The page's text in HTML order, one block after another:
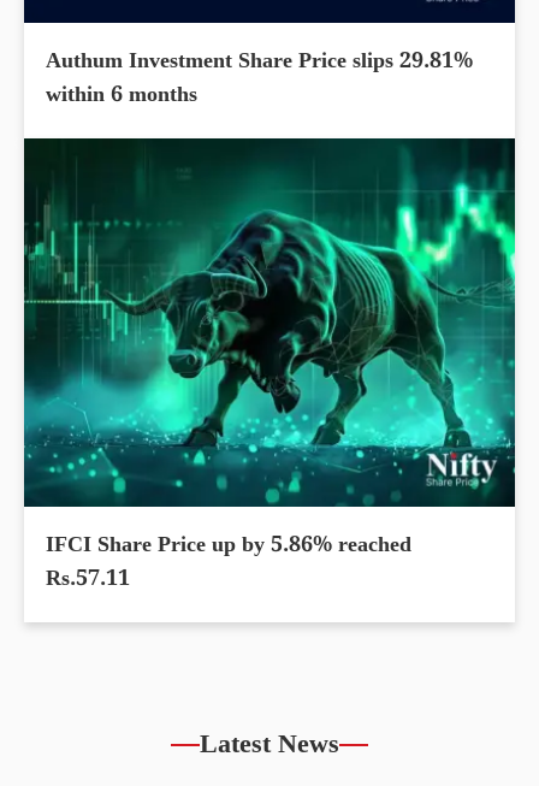
Authum Investment Share Price slips 29.81%
within 6 months
IFCI Share Price up by 5.86% reached
Rs.57.11
Latest News